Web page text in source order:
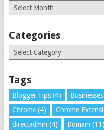
Archives
Categories
Categories
Tags
Blogger Tips(4) Businesses
Chrome(4) Chrome
directadmin (4) Domain (11)